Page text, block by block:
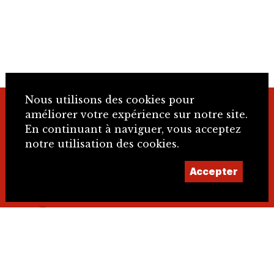
+41 32 466 92 57
info@sje.ch
Nous utilisons des cookies pour
améliorer votre expérience sur notre site.
En continuant à naviguer, vous acceptez
notre utilisation des cookies.
Accepter